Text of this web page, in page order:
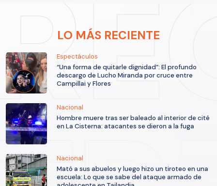
LO MÁS RECIENTE
Espectáculos
“Una forma de quitarle dignidad”: El profundo
descargo de Lucho Miranda por cruce entre
Campillai y Flores
Nacional
Hombre muere tras ser baleado al interior de cité
en La Cisterna: atacantes se dieron a la fuga
Nacional
Mató a sus abuelos y luego hizo un tiroteo en una
escuela: Lo que se sabe del ataque armado de